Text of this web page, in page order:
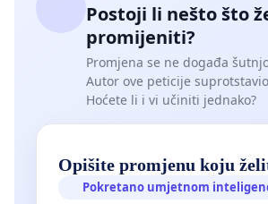
Postoji li nešto što
promijeniti?
Promjena se ne događa
Autor ove peticije
Hoćete li i vi učiniti jednako?
Opišite promjenu koju
Pokretano umjetnom